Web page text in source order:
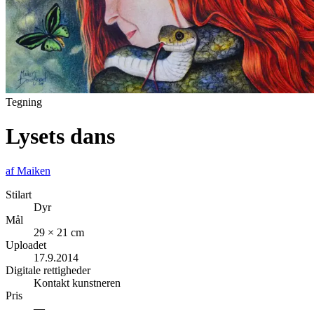
Tegning
Lysets dans
afMaiken
Stilart
Dyr
Mål
29 × 21 cm
Uploadet
17.9.2014
Digitale rettigheder
Kontakt kunstneren
Pris
—